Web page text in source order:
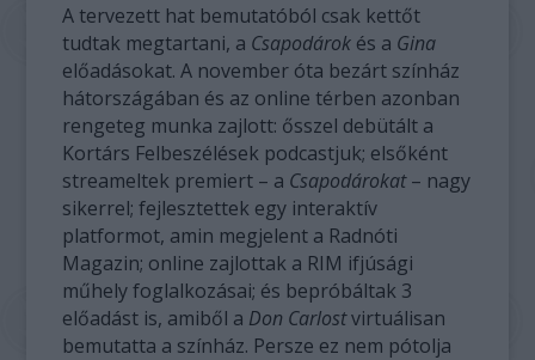
A tervezett hat bemutatóból csak kettőt
tudtak megtartani, a Csapodárok és a Gina
előadásokat. A november óta bezárt színház
hátországában és az online térben azonban
rengeteg munka zajlott: ősszel debütált a
Kortárs Felbeszélések podcastjuk; elsőként
streameltek premiert – a Csapodárokat– nagy
sikerrel; fejlesztettek egy interaktív
platformot, amin megjelent a Radnóti
Magazin; online zajlottak a RIM ifjúsági
műhely foglalkozásai; és bepróbáltak 3
előadást is, amiből a Don Carlostvirtuálisan
bemutatta a színház. Persze ez nem pótolja